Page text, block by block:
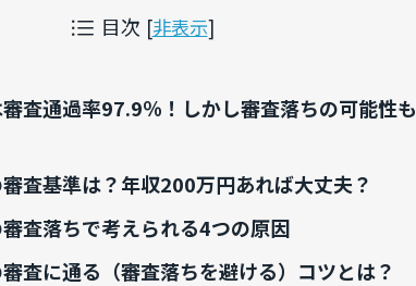
目次 [非表示]
査通過率97.9％！しかし審査落ちの可能性も
査基準は？年収200万円あれば大丈夫？
査落ちで考えられる4つの原因
査に通る（審査落ちを避ける）コツとは？